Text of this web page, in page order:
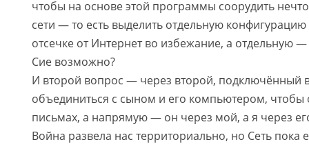
чтобы на основе этой программы соорудить
сети — то есть выделить отдельную
отсечке от Интернет во избежание, а отдельную —
Сие возможно?
И второй вопрос — через второй, подключённый
объединиться с сыном и его компьютером, чтобы
письмах, а напрямую — он через мой, а я через
Война развела нас территориально, но Сеть пока